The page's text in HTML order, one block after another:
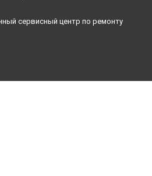
сервисный центр по ремонту